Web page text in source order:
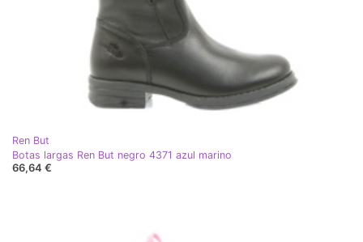
Ren But
Botas largas Ren But negro 4371 azul marino
66,64 €